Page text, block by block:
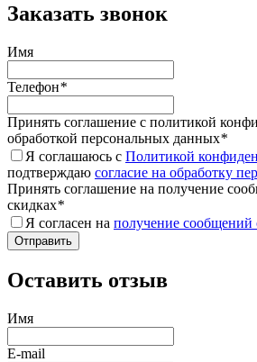
Заказать звонок
Имя
Телефон*
Принять соглашение с политикой
обработкой персональных данных*
Я соглашаюсь с Политикой
подтверждаю согласие на обработку
Принять соглашение на получение
скидках*
Я согласен на получение сообщений
Оставить отзыв
Имя
E-mail